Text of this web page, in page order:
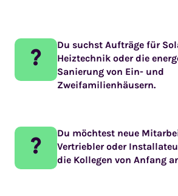
?
Du suchst Aufträge für
Heiztechnik oder die
Sanierung von Ein- und
Zweifamilienhäusern.
?
Du möchtest neue
Vertriebler oder
die Kollegen von Anfang